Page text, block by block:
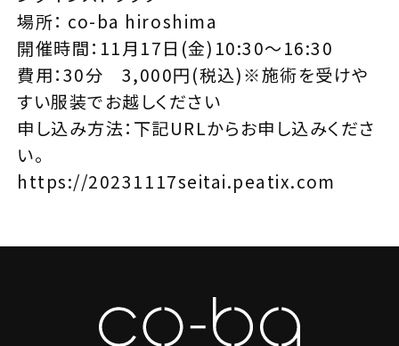
場所： co-ba hiroshima
開催時間：11月17日(金)10:30～16:30
費用：30分 3,000円(税込)※施術を受けや
すい服装でお越しください
申し込み方法：下記URLからお申し込みくださ
い。
https://20231117seitai.peatix.com